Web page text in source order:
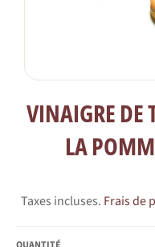
VINAIGRE DE
LA
Taxes incluses. Frais de